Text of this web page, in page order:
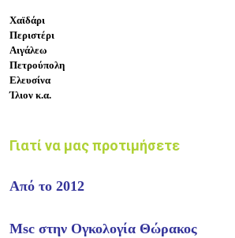
Χαϊδάρι
Περιστέρι
Αιγάλεω
Πετρούπολη
Ελευσίνα
Ίλιον κ.α.
Γιατί να μας προτιμήσετε
Από το 2012
Msc στην Ογκολογία Θώρακος